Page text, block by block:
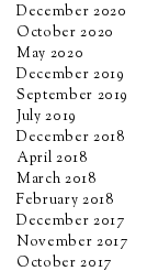
December 2020
October 2020
May 2020
December 2019
September 2019
July 2019
December 2018
April 2018
March 2018
February 2018
December 2017
November 2017
October 2017